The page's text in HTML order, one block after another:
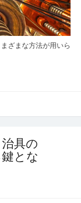
ざまな方法が用いら
具の
とな